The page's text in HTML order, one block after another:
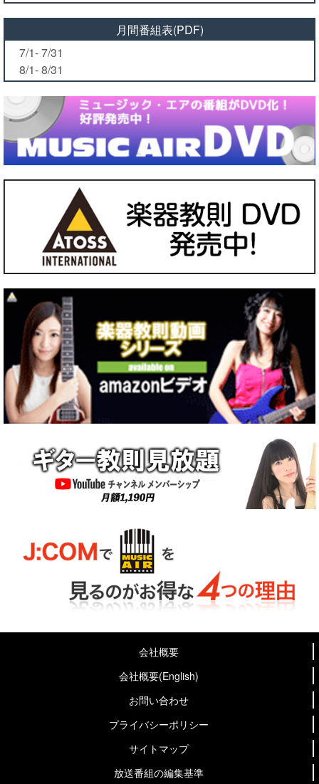
月間番組表(PDF)
7/1- 7/31
8/1- 8/31
会社概要
会社概要(English)
お問い合わせ
プライバシーポリシー
サイトマップ
放送番組の編集基準